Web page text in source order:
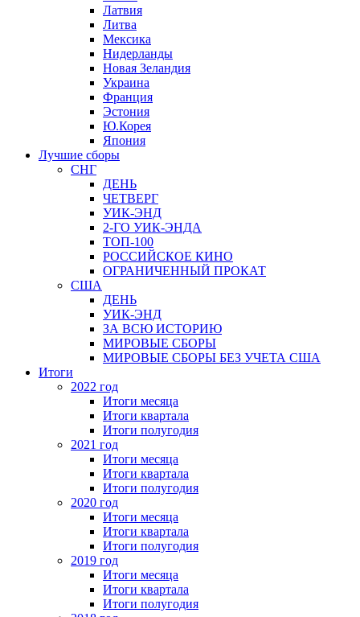
Латвия
Литва
Мексика
Нидерланды
Новая Зеландия
Украина
Франция
Эстония
Ю.Корея
Япония
Лучшие сборы
СНГ
ДЕНЬ
ЧЕТВЕРГ
УИК-ЭНД
2-ГО УИК-ЭНДА
ТОП-100
РОССИЙСКОЕ КИНО
ОГРАНИЧЕННЫЙ ПРОКАТ
США
ДЕНЬ
УИК-ЭНД
ЗА ВСЮ ИСТОРИЮ
МИРОВЫЕ СБОРЫ
МИРОВЫЕ СБОРЫ БЕЗ УЧЕТА США
Итоги
2022 год
Итоги месяца
Итоги квартала
Итоги полугодия
2021 год
Итоги месяца
Итоги квартала
Итоги полугодия
2020 год
Итоги месяца
Итоги квартала
Итоги полугодия
2019 год
Итоги месяца
Итоги квартала
Итоги полугодия